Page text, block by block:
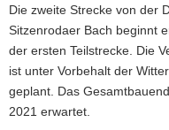
Die zweite Strecke von der
Sitzenrodaer Bach beginnt
der ersten Teilstrecke. Die
ist unter Vorbehalt der
geplant. Das
2021 erwartet.